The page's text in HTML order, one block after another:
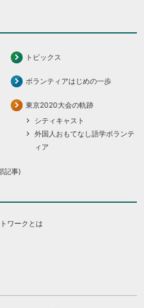
トピックス
ボランティアはじめの一歩
東京2020大会の軌跡
シティキャスト
外国人おもてなし語学ボランテ
ィア
記事)
ワークとは